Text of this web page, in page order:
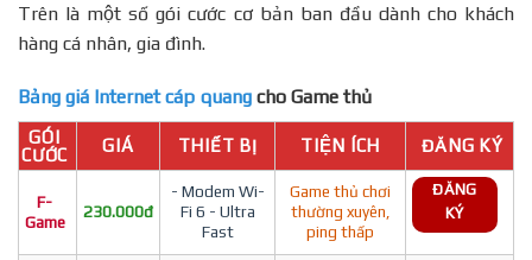
Trên là một số gói cước cơ bản ban đầu dành cho khách
hàng cá nhân, gia đình.
Bảng giá Internet cáp quang cho Game thủ
GÓI
CƯỚC
GIÁ THIẾT BỊ TIỆN ÍCH ĐĂNG KÝ
F-
Game
230.000đ
- Modem Wi-
Fi 6 - Ultra
Fast
Game thủ chơi
thường xuyên,
ping thấp
ĐĂNG
KÝ